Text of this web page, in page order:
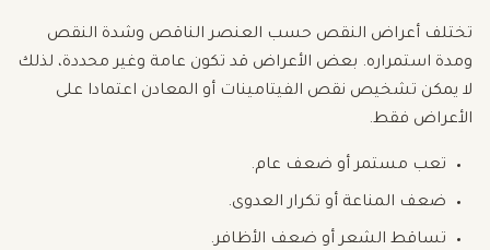
تختلف أعراض النقص حسب العنصر الناقص وشدة النقص
ومدة استمراره. بعض الأعراض قد تكون عامة وغير محددة، لذلك
لا يمكن تشخيص نقص الفيتامينات أو المعادن اعتمادا على
الأعراض فقط.
تعب مستمر أو ضعف عام.
ضعف المناعة أو تكرار العدوى.
تساقط الشعر أو ضعف الأظافر.